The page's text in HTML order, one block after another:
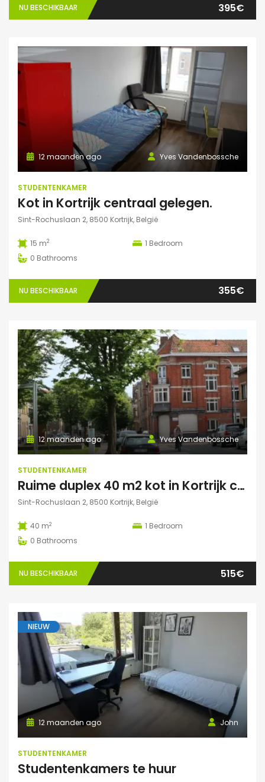
NU BESCHIKBAAR 395€
Yves Vandenbossche
12 maanden ago
STUDENTENKAMER
Kot in Kortrijk centraal gelegen.
Sint-Rochuslaan 2, 8500 Kortrijk, België
15 m2 1 Bedroom
0 Bathrooms
NU BESCHIKBAAR 355€
Yves Vandenbossche
12 maanden ago
STUDENTENKAMER
Ruime duplex 40 m2 kot in Kortrijk centraal gelegen.
Sint-Rochuslaan 2, 8500 Kortrijk, België
40 m2 1 Bedroom
0 Bathrooms
NU BESCHIKBAAR 515€
NIEUW
John
12 maanden ago
STUDENTENKAMER
Studentenkamers te huur